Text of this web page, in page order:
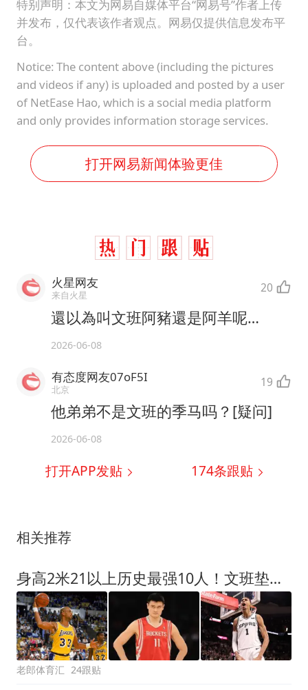
特别声明：本文为网易自媒体平台“网易号”作者上传
并发布，仅代表该作者观点。网易仅提供信息发布平
台。
Notice: The content above (including the pictures
and videos if any) is uploaded and posted by a user
of NetEase Hao, which is a social media platform
and only provides information storage services.
打开网易新闻体验更佳
火星网友
来自火星 20
還以為叫文班阿豬還是阿羊呢…
2026-06-08
有态度网友07oF5I
北京 19
他弟弟不是文班的季马吗？[疑问]
2026-06-08
打开APP发贴 174条跟贴
相关推荐
身高2米21以上历史最强10人！文班垫底，姚明第4，贾巴尔登顶
老郎体育汇 24跟贴